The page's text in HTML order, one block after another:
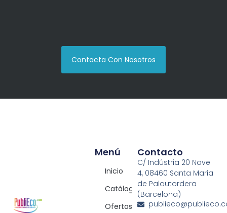
Contacta Con Nosotros
Menú
Inicio
Catálogos
Ofertas
Contacto
C/ Indústria 20 Nave
4, 08460 Santa Maria
de Palautordera
(Barcelona)